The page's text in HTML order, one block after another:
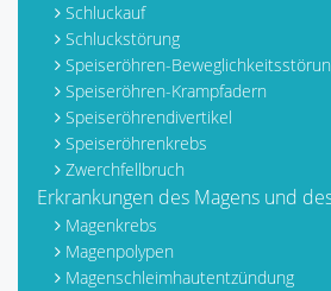
Schluckauf
Schluckstörung
Speiseröhren-
Speiseröhren-Krampfadern
Speiseröhrendivertikel
Speiseröhrenkrebs
Zwerchfellbruch
Erkrankungen des Magens und
Magenkrebs
Magenpolypen
Magenschleimhautentzündung